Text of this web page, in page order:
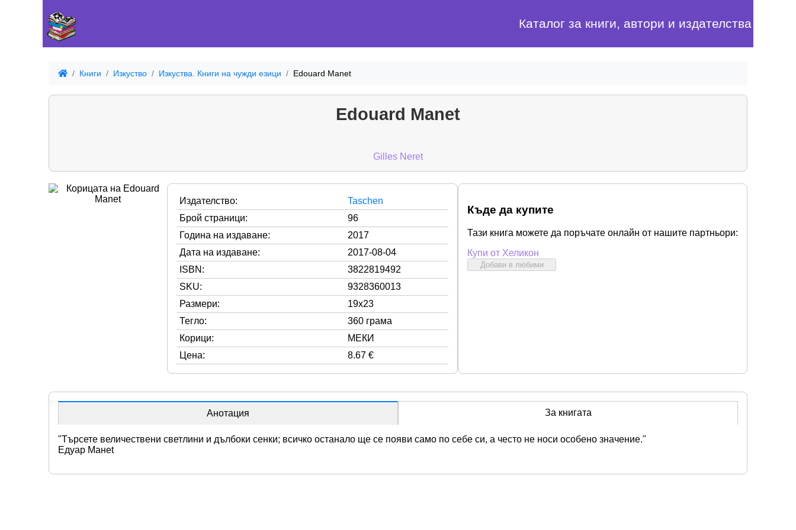
Каталог за книги, автори и издателства
Книги Изкуство Изкуства. Книги на чужди езици Edouard Manet
Edouard Manet
Gilles Neret
Издателство:
Taschen
Брой страници:
96
Година на издаване:
2017
Дата на издаване:
2017-08-04
ISBN:
3822819492
SKU:
9328360013
Размери:
19x23
Тегло:
360 грама
Корици:
МЕКИ
Цена:
8.67 €
Къде да купите
Тази книга можете да поръчате онлайн от нашите партньори:
Купи от Хеликон
Добави в любими
Анотация За книгата
"Търсете величествени светлини и дълбоки сенки; всичко останало ще се появи само по себе си, а често не носи особено значение."
Едуар Манet